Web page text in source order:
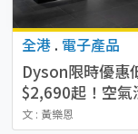
全港 . 電子產品
Dyson限時優惠
$2,690起！空
文 : 黃樂恩